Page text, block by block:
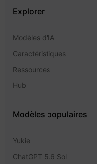
Explorer
Modèles d'IA
Caractéristiques
Ressources
Hub
Modèles populaires
Yukie
ChatGPT 5.6 Sol